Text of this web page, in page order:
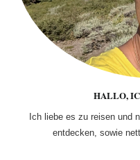
HALLO,
Ich liebe es zu reisen und
entdecken, sowie